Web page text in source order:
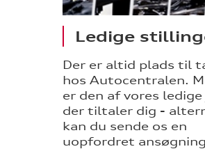
Ledige
Der er altid plads til
hos Autocentralen.
er den af vores ledige
der tiltaler dig -
kan du sende os en
uopfordret